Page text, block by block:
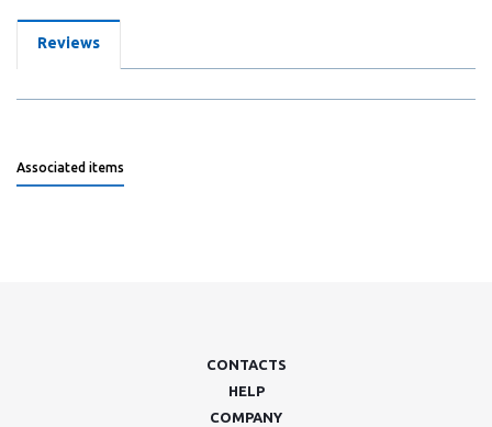
Reviews
Associated items
CONTACTS
HELP
COMPANY